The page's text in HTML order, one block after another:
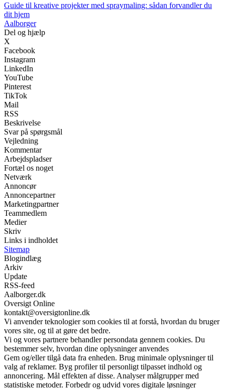
Guide til kreative projekter med spraymaling: sådan forvandler du
dit hjem
Aalborger
Del og hjælp
X
Facebook
Instagram
LinkedIn
YouTube
Pinterest
TikTok
Mail
RSS
Beskrivelse
Svar på spørgsmål
Vejledning
Kommentar
Arbejdspladser
Fortæl os noget
Netværk
Annoncør
Annoncepartner
Marketingpartner
Teammedlem
Medier
Skriv
Links i indholdet
Sitemap
Blogindlæg
Arkiv
Update
RSS-feed
Aalborger.dk
Oversigt Online
kontakt@oversigtonline.dk
Vi anvender teknologier som cookies til at forstå, hvordan du bruger
vores site, og til at gøre det bedre.
Vi og vores partnere behandler persondata gennem cookies. Du
bestemmer selv, hvordan dine oplysninger anvendes
Gem og/eller tilgå data fra enheden. Brug minimale oplysninger til
valg af reklamer. Byg profiler til personligt tilpasset indhold og
annoncering. Mål effekten af disse. Analyser målgrupper med
statistiske metoder. Forbedr og udvid vores digitale løsninger